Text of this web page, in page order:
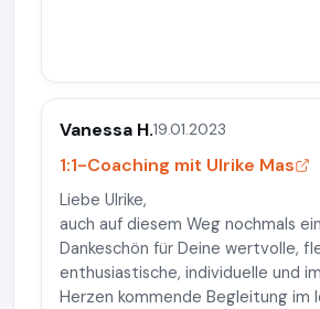
Vanessa H.19.01.2023
1:1-Coaching mit Ulrike Mas
Liebe Ulrike,
auch auf diesem Weg nochmals
Dankeschön für Deine wertvolle,
enthusiastische, individuelle und
Herzen kommende Begleitung im